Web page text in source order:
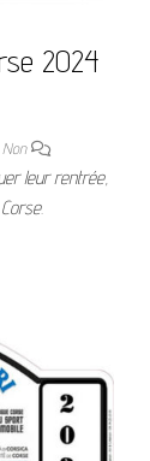
2024
Non
leur rentrée,